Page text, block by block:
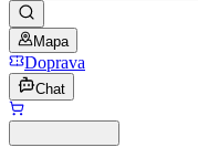
Mapa
Doprava
Chat